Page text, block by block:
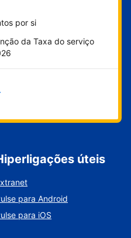
por si
da Taxa do serviço
úteis
para Android
para iOS